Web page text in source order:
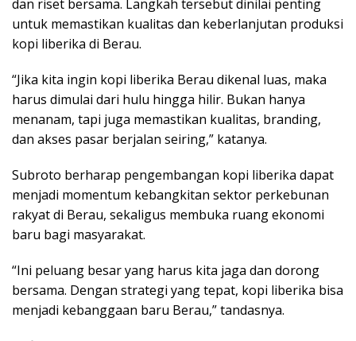
dan riset bersama. Langkah tersebut dinilai penting
untuk memastikan kualitas dan keberlanjutan produksi
kopi liberika di Berau.
“Jika kita ingin kopi liberika Berau dikenal luas, maka
harus dimulai dari hulu hingga hilir. Bukan hanya
menanam, tapi juga memastikan kualitas, branding,
dan akses pasar berjalan seiring,” katanya.
Subroto berharap pengembangan kopi liberika dapat
menjadi momentum kebangkitan sektor perkebunan
rakyat di Berau, sekaligus membuka ruang ekonomi
baru bagi masyarakat.
“Ini peluang besar yang harus kita jaga dan dorong
bersama. Dengan strategi yang tepat, kopi liberika bisa
menjadi kebanggaan baru Berau,” tandasnya.